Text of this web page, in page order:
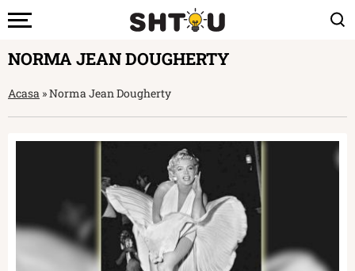
NORMA JEAN DOUGHERTY
Acasa »Norma Jean Dougherty